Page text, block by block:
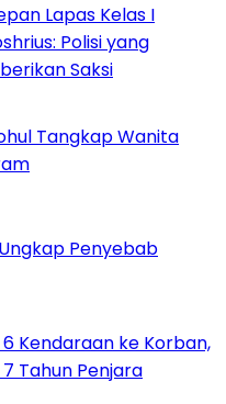
Lapas Kelas I
Polisi yang
Saksi
Tangkap Wanita
Penyebab
Kendaraan ke Korban,
Tahun Penjara